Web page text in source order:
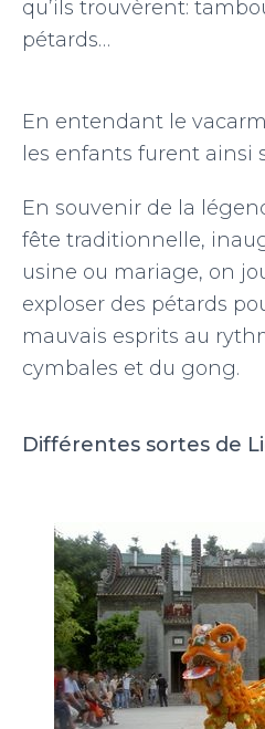
qu’ils trouvèrent:
pétards…
En entendant le
les enfants furent ainsi
En souvenir de la
fête traditionnelle,
usine ou mariage, on
exploser des pétards
mauvais esprits au
cymbales et du gong.
Différentes sortes de